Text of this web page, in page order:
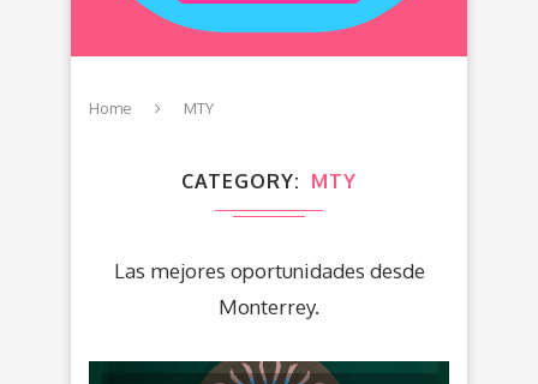
Home MTY
CATEGORY MTY
Las mejores oportunidades desde
Monterrey.